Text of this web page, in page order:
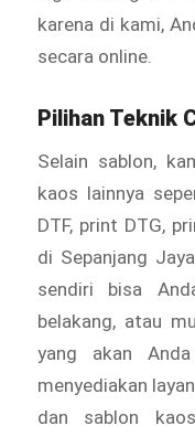
karena di kami,
secara online.
Pilihan Teknik
Selain sablon,
kaos lainnya
DTF, print DTG,
di Sepanjang
sendiri bisa
belakang, atau
yang akan
menyediakan
dan sablon